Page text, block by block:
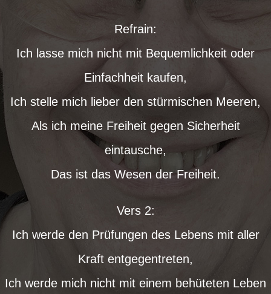
Refrain:
Ich lasse mich nicht mit Bequemlichkeit oder
Einfachheit kaufen,
Ich stelle mich lieber den stürmischen Meeren,
Als ich meine Freiheit gegen Sicherheit
eintausche,
Das ist das Wesen der Freiheit.
Vers 2:
Ich werde den Prüfungen des Lebens mit aller
Kraft entgegentreten,
Ich werde mich nicht mit einem behüteten Leben